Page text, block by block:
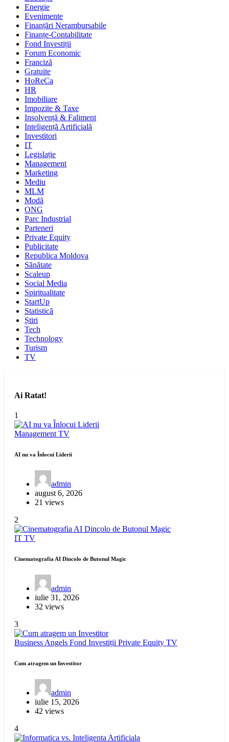
Energie
Evenimente
Finanțări Nerambursabile
Finanțe-Contabilitate
Fond Investiții
Forum Economic
Franciză
Gratuite
HoReCa
HR
Imobiliare
Impozite & Taxe
Insolvență & Faliment
Inteligență Artificială
Investitori
IT
Legislație
Management
Marketing
Mediu
MLM
Modă
ONG
Parc Industrial
Parteneri
Private Equity
Publicitate
Republica Moldova
Sănătate
Scaleup
Social Media
Spiritualitate
StartUp
Statistică
Știri
Tech
Technology
Turism
TV
Ai Ratat!
1
Management TV
AI nu va Înlocui Liderii
admin
august 6, 2026
21 views
2
IT TV
Cinematografia AI Dincolo de Butonul Magic
admin
iulie 31, 2026
32 views
3
Business Angels Fond Investiții Private Equity TV
Cum atragem un Investitor
admin
iulie 15, 2026
42 views
4